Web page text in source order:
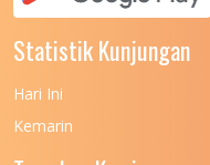
UNIVERSITAS
(UPN) VETERAN
Statistik Kunjungan
Hari Ini
Kemarin